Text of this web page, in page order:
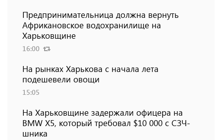
Предпринимательница должна вернуть
Африкановское водохранилище на
Харьковщине
16:00
На рынках Харькова с начала лета
подешевели овощи
15:05
На Харьковщине задержали офицера на
BMW Х5, который требовал $10 000 с СЗЧ-
шника